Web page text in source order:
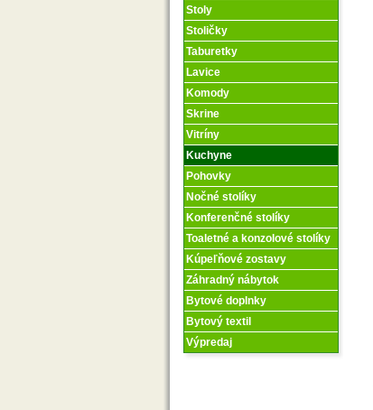
Stoly
Stoličky
Taburetky
Lavice
Komody
Skrine
Vitríny
Kuchyne
Pohovky
Nočné stolíky
Konferenčné stolíky
Toaletné a konzolové stolíky
Kúpeľňové zostavy
Záhradný nábytok
Bytové doplnky
Bytový textil
Výpredaj